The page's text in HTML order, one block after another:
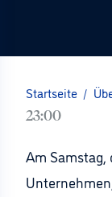
Startseite /
23:00
Am Samstag,